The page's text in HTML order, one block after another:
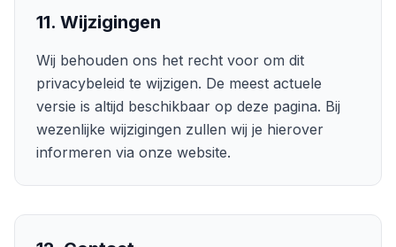
11. Wijzigingen
Wij behouden ons het recht voor om dit
privacybeleid te wijzigen. De meest actuele
versie is altijd beschikbaar op deze pagina. Bij
wezenlijke wijzigingen zullen wij je hierover
informeren via onze website.